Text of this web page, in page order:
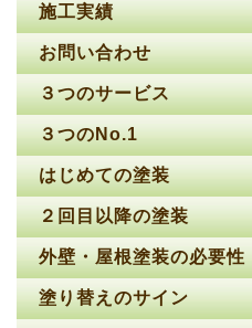
施工実績
お問い合わせ
３つのサービス
３つのNo.1
はじめての塗装
２回目以降の塗装
外壁・屋根塗装の必要性
塗り替えのサイン